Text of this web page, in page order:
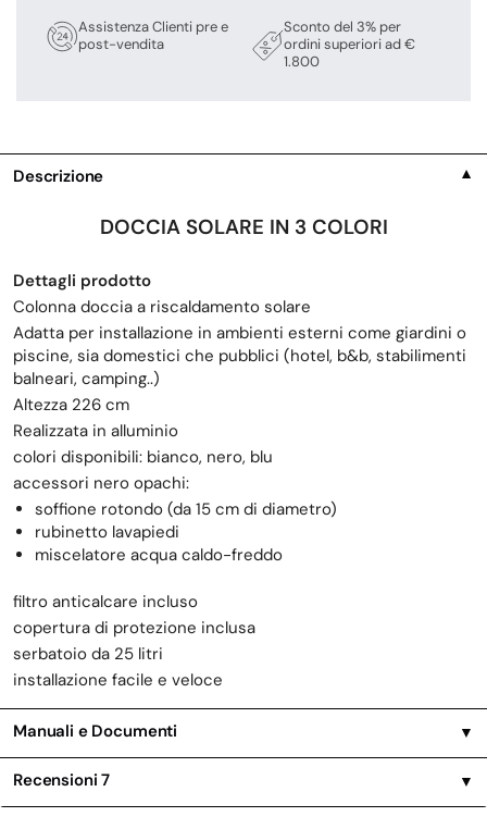
Assistenza Clienti pre e
post-vendita
Sconto del 3% per
ordini superiori ad €
1.800
Descrizione ▼
DOCCIA SOLARE IN 3 COLORI
Dettagli prodotto
Colonna doccia a riscaldamento solare
Adatta per installazione in ambienti esterni come giardini o
piscine, sia domestici che pubblici (hotel, b&b, stabilimenti
balneari, camping..)
Altezza 226 cm
Realizzata in alluminio
colori disponibili: bianco, nero, blu
accessori nero opachi:
soffione rotondo (da 15 cm di diametro)
rubinetto lavapiedi
miscelatore acqua caldo-freddo
filtro anticalcare incluso
copertura di protezione inclusa
serbatoio da 25 litri
installazione facile e veloce
Manuali e Documenti ▼
Recensioni7 ▼